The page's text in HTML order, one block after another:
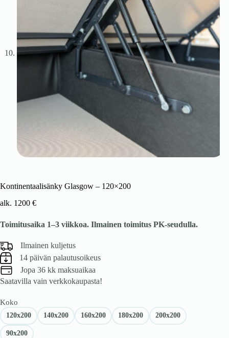
Kontinentaalisänky Glasgow – 120×200
alk. 1200 €
Toimitusaika 1–3 viikkoa. Ilmainen toimitus PK-seudulla.
Ilmainen kuljetus
14 päivän palautusoikeus
Jopa 36 kk maksuaikaa
Saatavilla vain verkkokaupasta!
Koko
120x200 140x200 160x200 180x200 200x200
90x200